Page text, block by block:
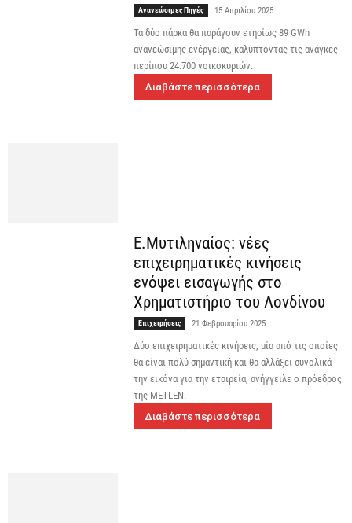
Ανανεώσιμες Πηγές 15 Απριλίου 2025
Τα δύο πάρκα θα παράγουν ετησίως 89 GWh
ανανεώσιμης ενέργειας, καλύπτοντας τις ανάγκες
περίπου 24.700 νοικοκυριών.
Διαβάστε περισσότερα
Ε.Μυτιληναίος: νέες
επιχειρηματικές κινήσεις
ενόψει εισαγωγής στο
Χρηματιστήριο του Λονδίνου
Επιχειρήσεις 21 Φεβρουαρίου 2025
Δύο επιχειρηματικές κινήσεις, μία από τις οποίες
θα είναι πολύ σημαντική και θα αλλάξει συνολικά
την εικόνα για την εταιρεία, ανήγγειλε ο πρόεδρος
της METLEN.
Διαβάστε περισσότερα